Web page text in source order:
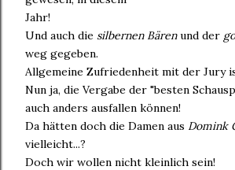
Jahr!
Und auch die silbernen Bärenund der
weg gegeben.
Allgemeine Zufriedenheit mit der Jury
Nun ja, die Vergabe der "besten
auch anders ausfallen können!
Da hätten doch die Damen aus Domink
vielleicht...?
Doch wir wollen nicht kleinlich sein!